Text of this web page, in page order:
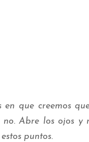
en que creemos
no. Abre los ojos y
puntos.